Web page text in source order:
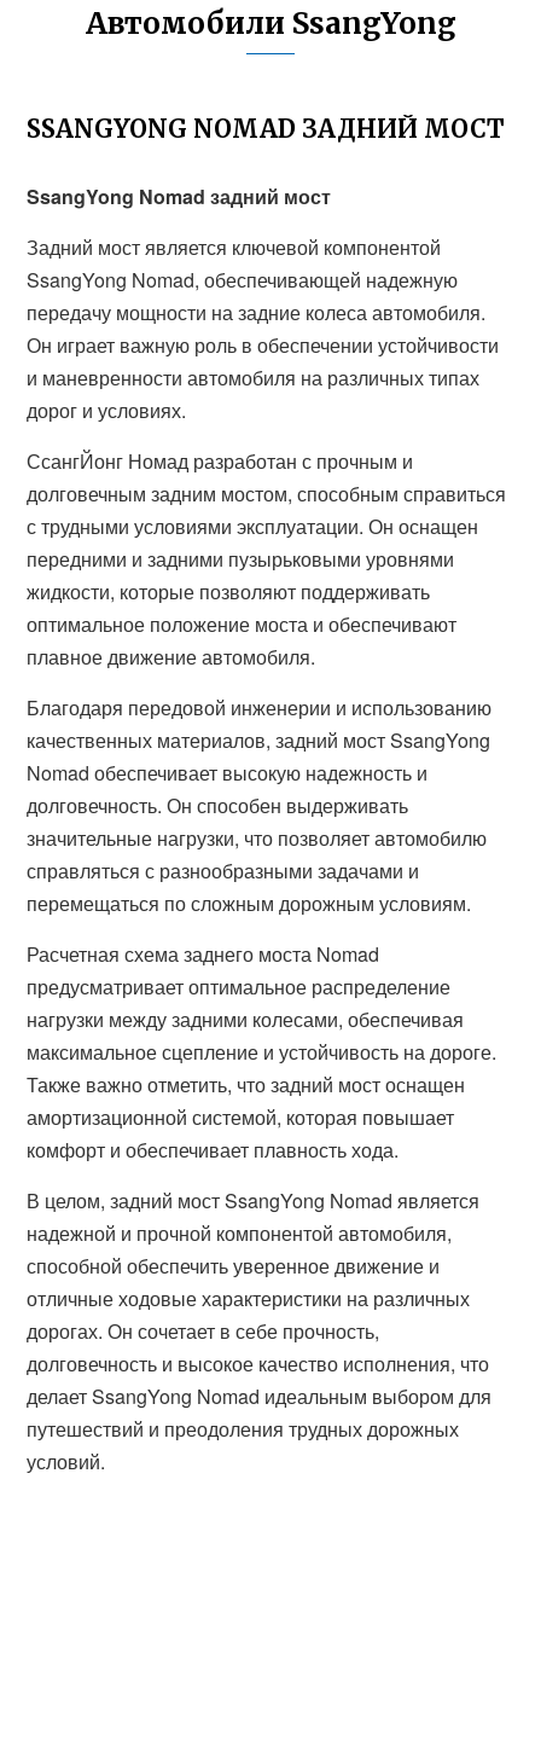
Автомобили SsangYong
SSANGYONG NOMAD ЗАДНИЙ МОСТ
SsangYong Nomad задний мост
Задний мост является ключевой компонентой
SsangYong Nomad, обеспечивающей надежную
передачу мощности на задние колеса автомобиля.
Он играет важную роль в обеспечении устойчивости
и маневренности автомобиля на различных типах
дорог и условиях.
СсангЙонг Номад разработан с прочным и
долговечным задним мостом, способным справиться
с трудными условиями эксплуатации. Он оснащен
передними и задними пузырьковыми уровнями
жидкости, которые позволяют поддерживать
оптимальное положение моста и обеспечивают
плавное движение автомобиля.
Благодаря передовой инженерии и использованию
качественных материалов, задний мост SsangYong
Nomad обеспечивает высокую надежность и
долговечность. Он способен выдерживать
значительные нагрузки, что позволяет автомобилю
справляться с разнообразными задачами и
перемещаться по сложным дорожным условиям.
Расчетная схема заднего моста Nomad
предусматривает оптимальное распределение
нагрузки между задними колесами, обеспечивая
максимальное сцепление и устойчивость на дороге.
Также важно отметить, что задний мост оснащен
амортизационной системой, которая повышает
комфорт и обеспечивает плавность хода.
В целом, задний мост SsangYong Nomad является
надежной и прочной компонентой автомобиля,
способной обеспечить уверенное движение и
отличные ходовые характеристики на различных
дорогах. Он сочетает в себе прочность,
долговечность и высокое качество исполнения, что
делает SsangYong Nomad идеальным выбором для
путешествий и преодоления трудных дорожных
условий.